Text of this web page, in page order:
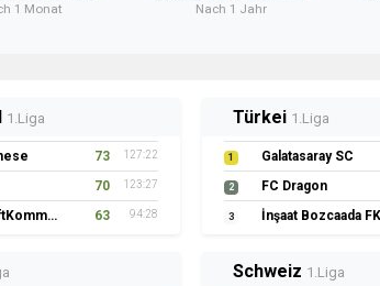
1 Monat Nach 1 Jahr
1.Liga
73 127:22
70 123:27
>GerstenSaftKommando 63 94:28
Türkei 1.Liga
1 Galatasaray SC
2 FC Dragon
3
Schweiz 1.Liga